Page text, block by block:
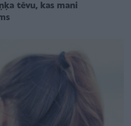
tēvu, kas mani